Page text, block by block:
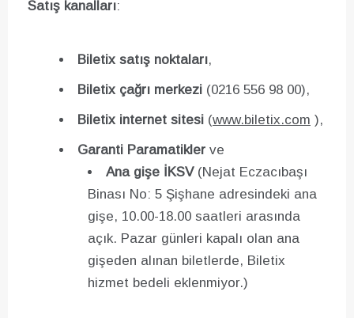
Satış kanalları:
Biletix satış noktaları,
Biletix çağrı merkezi (0216 556 98 00),
Biletix internet sitesi (www.biletix.com ),
Garanti Paramatikler ve
Ana gişe İKSV(Nejat Eczacıbaşı
Binası No: 5 Şişhane adresindeki ana
gişe, 10.00-18.00 saatleri arasında
açık. Pazar günleri kapalı olan ana
gişeden alınan biletlerde, Biletix
hizmet bedeli eklenmiyor.)